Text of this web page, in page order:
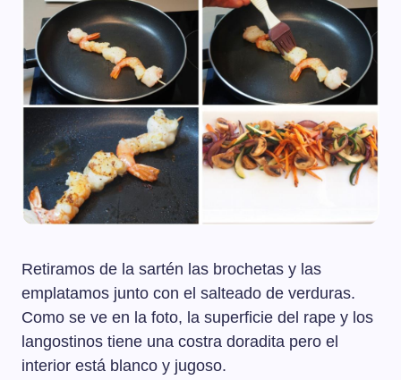
Retiramos de la sartén las brochetas y las
emplatamos junto con el salteado de verduras.
Como se ve en la foto, la superficie del rape y los
langostinos tiene una costra doradita pero el
interior está blanco y jugoso.